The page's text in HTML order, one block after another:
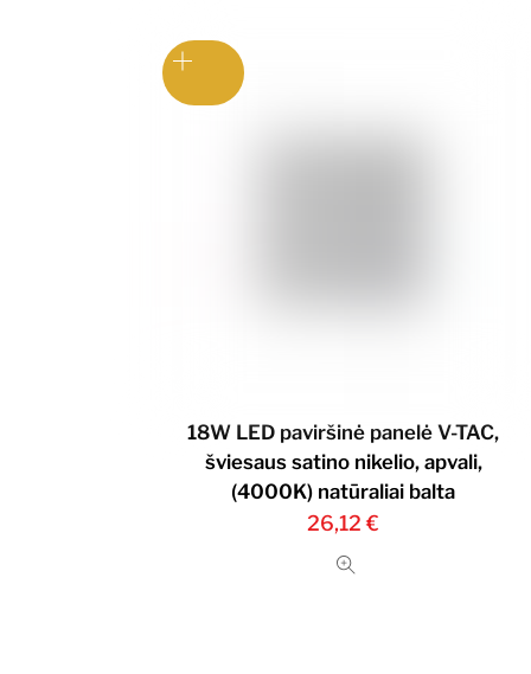
18W LED paviršinė panelė V-TAC,
šviesaus satino nikelio, apvali,
(4000K) natūraliai balta
26,12€